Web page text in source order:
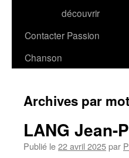
découvrir
Contacter Passion
Chanson
Archives par
LANG Jean-
Publié le22 avril 2025par